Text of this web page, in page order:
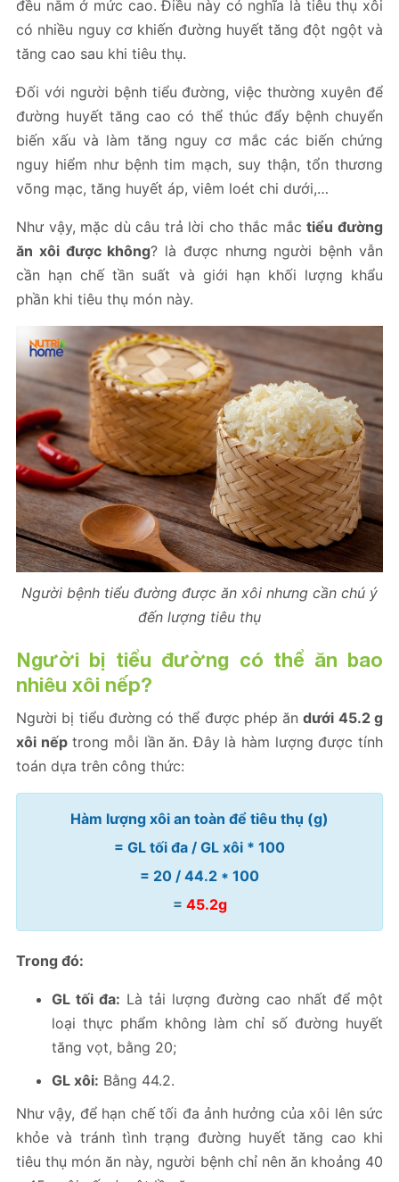
đều nằm ở mức cao. Điều này có nghĩa là tiêu thụ xôi
có nhiều nguy cơ khiến đường huyết tăng đột ngột và
tăng cao sau khi tiêu thụ.
Đối với người bệnh tiểu đường, việc thường xuyên để
đường huyết tăng cao có thể thúc đẩy bệnh chuyển
biến xấu và làm tăng nguy cơ mắc các biến chứng
nguy hiểm như bệnh tim mạch, suy thận, tổn thương
võng mạc, tăng huyết áp, viêm loét chi dưới,…
Như vậy, mặc dù câu trả lời cho thắc mắctiểu đường
ăn xôi được không? là được nhưng người bệnh vẫn
cần hạn chế tần suất và giới hạn khối lượng khẩu
phần khi tiêu thụ món này.
Người bệnh tiểu đường được ăn xôi nhưng cần chú ý
đến lượng tiêu thụ
Người bị tiểu đường có thể ăn bao
nhiêu xôi nếp?
Người bị tiểu đường có thể được phép ăndưới 45.2 g
xôi nếptrong mỗi lần ăn. Đây là hàm lượng được tính
toán dựa trên công thức:
Hàm lượng xôi an toàn để tiêu thụ (g)
= GL tối đa / GL xôi * 100
= 20 / 44.2 * 100
= 45.2g
Trong đó:
GL tối đa: Là tải lượng đường cao nhất để một
loại thực phẩm không làm chỉ số đường huyết
tăng vọt, bằng 20;
GL xôi: Bằng 44.2.
Như vậy, để hạn chế tối đa ảnh hưởng của xôi lên sức
khỏe và tránh tình trạng đường huyết tăng cao khi
tiêu thụ món ăn này, người bệnh chỉ nên ăn khoảng 40